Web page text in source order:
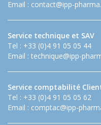
Email : contact@ipp-
Service technique et SAV
Tel : +33 (0)4 91 05 05 44
Email : technique@ipp-
Service comptabilité
Tel : +33 (0)4 91 05 05 62
Email : comptac@ipp-